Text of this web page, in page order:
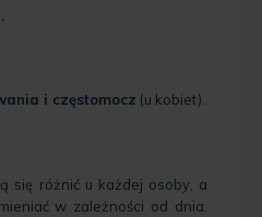
i częstomocz (u kobiet).
się różnić u każdej osoby, a
w zależności od dnia.